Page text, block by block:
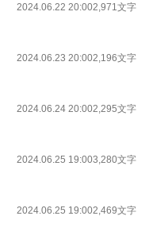
2024.06.22 20:002,971文字
2024.06.23 20:002,196文字
2024.06.24 20:002,295文字
2024.06.25 19:003,280文字
2024.06.25 19:002,469文字